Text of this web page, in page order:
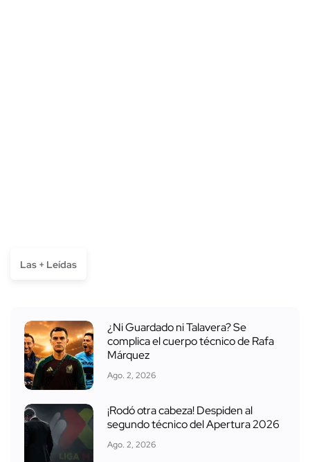
Las + Leídas
¿Ni Guardado ni Talavera? Se
complica el cuerpo técnico de Rafa
Márquez
Ago. 2, 2026
¡Rodó otra cabeza! Despiden al
segundo técnico del Apertura 2026
Ago. 2, 2026